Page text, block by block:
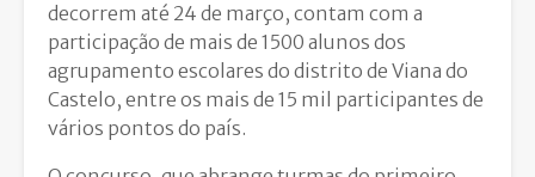
decorrem até 24 de março, contam com a
participação de mais de 1500 alunos dos
agrupamento escolares do distrito de Viana do
Castelo, entre os mais de 15 mil participantes de
vários pontos do país.